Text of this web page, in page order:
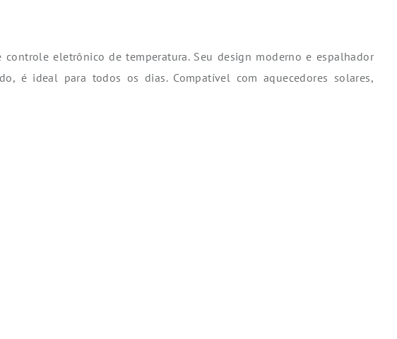
eletrônico de temperatura. Seu design moderno e espalhador
é ideal para todos os dias. Compatível com aquecedores solares,